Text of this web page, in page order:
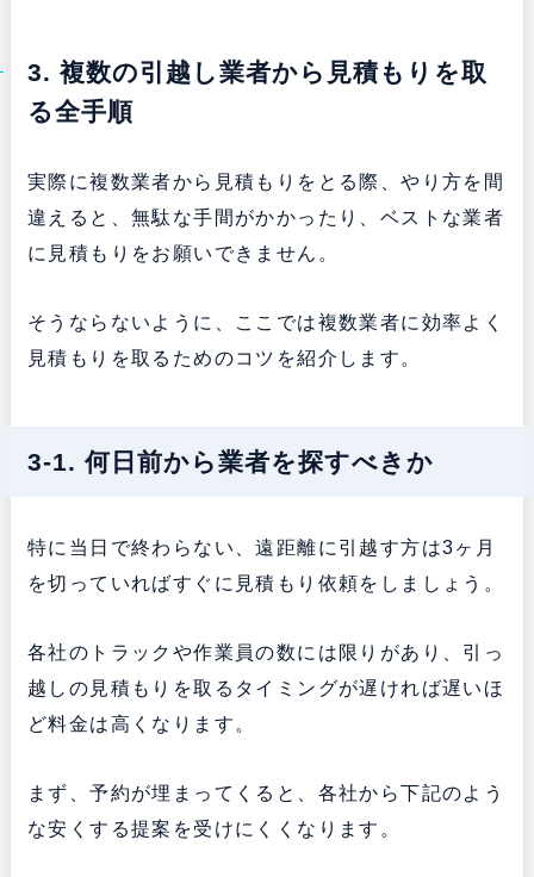
3. 複数の引越し業者から見積もりを取
る全手順
実際に複数業者から見積もりをとる際、やり方を間
違えると、無駄な手間がかかったり、ベストな業者
に見積もりをお願いできません。
そうならないように、ここでは複数業者に効率よく
見積もりを取るためのコツを紹介します。
3-1. 何日前から業者を探すべきか
特に当日で終わらない、遠距離に引越す方は3ヶ月
を切っていればすぐに見積もり依頼をしましょう。
各社のトラックや作業員の数には限りがあり、引っ
越しの見積もりを取るタイミングが遅ければ遅いほ
ど料金は高くなります。
まず、予約が埋まってくると、各社から下記のよう
な安くする提案を受けにくくなります。